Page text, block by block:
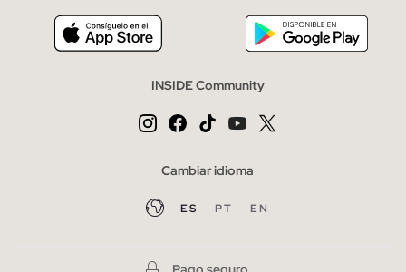
INSIDE Community
Cambiar idioma
ES PT EN